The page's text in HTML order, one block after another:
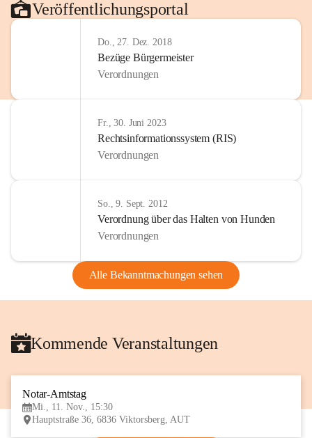
Veröffentlichungsportal
Do., 27. Dez. 2018
Bezüge Bürgermeister
Verordnungen
Fr., 30. Juni 2023
Rechtsinformationssystem (RIS)
Verordnungen
So., 9. Sept. 2012
Verordnung über das Halten von Hunden
Verordnungen
Alle Bekanntmachungen sehen
Kommende Veranstaltungen
Notar-Amtstag
Mi., 11. Nov., 15:30
Hauptstraße 36, 6836 Viktorsberg, AUT